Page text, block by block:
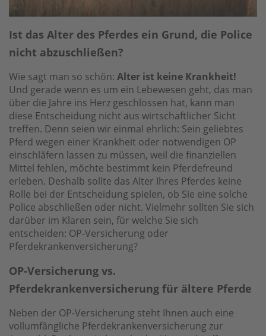
Ist das Alter des Pferdes ein Grund, die Police
nicht abzuschließen?
Wie sagt man so schön: Alter ist keine Krankheit!
Und gerade wenn es um ein Lebewesen geht, das man
über die Jahre ins Herz geschlossen hat, kann man
diese Entscheidung nicht aus wirtschaftlicher Sicht
treffen. Denn seien wir einmal ehrlich: Sein geliebtes
Pferd wegen einer Krankheit oder notwendigen OP
einschläfern lassen zu müssen, weil die finanziellen
Mittel fehlen, möchte bestimmt kein Pferdefreund
erleben. Deshalb sollte das Alter Ihres Pferdes keine
Rolle bei der Entscheidung spielen, ob Sie eine solche
Police abschließen oder nicht. Vielmehr sollten Sie sich
darüber im Klaren sein, für welche Sie sich
entscheiden: OP-Versicherung oder
Pferdekrankenversicherung?
OP-Versicherung vs.
Pferdekrankenversicherung für ältere Pferde
Neben der OP-Versicherung steht Ihnen auch eine
vollumfängliche Pferdekrankenversicherung zur